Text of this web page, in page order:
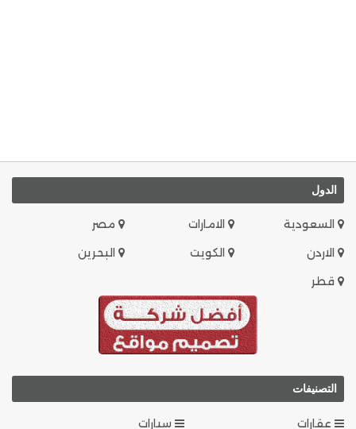
الدول
السعودية الامارات
مصر
الاردن
الكويت
البحرين
قطر
التصنيفات
عقارات
سيارات